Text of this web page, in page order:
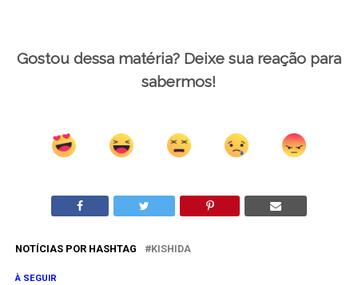
Gostou dessa matéria? Deixe sua reação para
sabermos!
NOTÍCIAS POR HASHTAG KISHIDA
À SEGUIR